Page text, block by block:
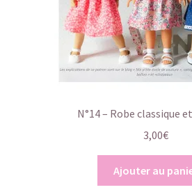
N°14 – Robe classique
3,00€
Ajouter au